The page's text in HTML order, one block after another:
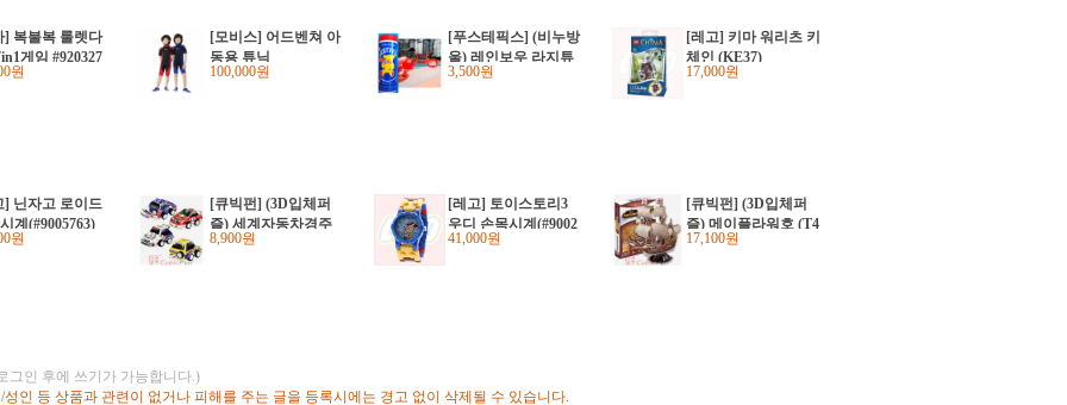
] 복불복 룰렛다
게임 #920327
원
[모비스] 어드벤쳐 아
동용 튜닉
100,000원
[푸스테픽스] (비누방
울) 레인보우 라지튜
브(#693117)
3,500원
[레고] 키마 워리츠 키
체인 (KE37)
17,000원
] 닌자고 로이드
계(#9005763)
원
[큐빅펀] (3D입체퍼
즐) 세계자동차경주
대회 (미니카4종 C03
8,900원
[레고] 토이스토리3
우디 손목시계(#9002
670)
41,000원
[큐빅펀] (3D입체퍼
즐) 메이플라워호 (T4
009H)
17,100원
그인 후에 쓰기가 가능합니다.)
인 등 상품과 관련이 없거나 피해를 주는 글을 등록시에는 경고 없이 삭제될 수 있습니다.